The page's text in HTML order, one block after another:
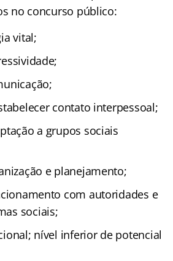
no concurso público:
vital;
contato interpessoal;
a grupos sociais
e planejamento;
com autoridades e
sociais;
nível inferior de potencial